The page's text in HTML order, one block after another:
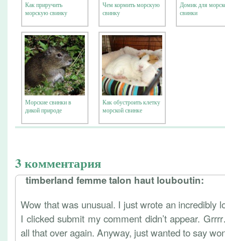
Как приручить
морскую свинку
Чем кормить морскую
свинку
Домик для
свинки
Морские свинки в
дикой природе
Как обустроить клетку
морской свинке
3 комментария
timberland femme talon haut louboutin:
Wow that was unusual. I just wrote an incredibly
I clicked submit my comment didn’t appear.
all that over again. Anyway, just wanted to say